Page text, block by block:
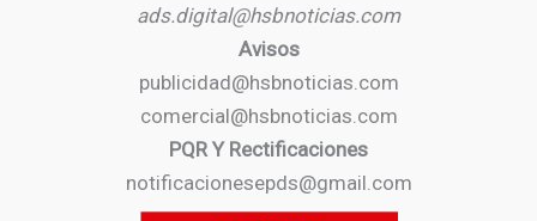
ads.digital@hsbnoticias.com
Avisos
publicidad@hsbnoticias.com
comercial@hsbnoticias.com
PQR Y Rectificaciones
notificacionesepds@gmail.com